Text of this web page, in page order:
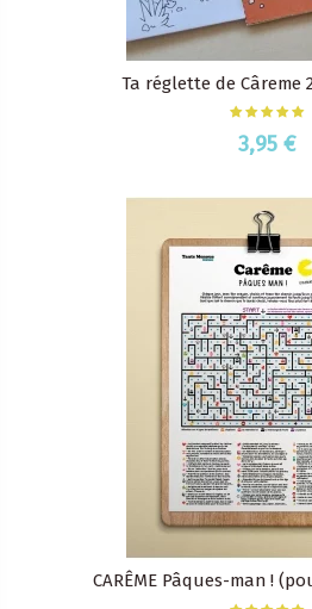
Ta réglette de Câreme
3,95 €
CARÊME Pâques-man !